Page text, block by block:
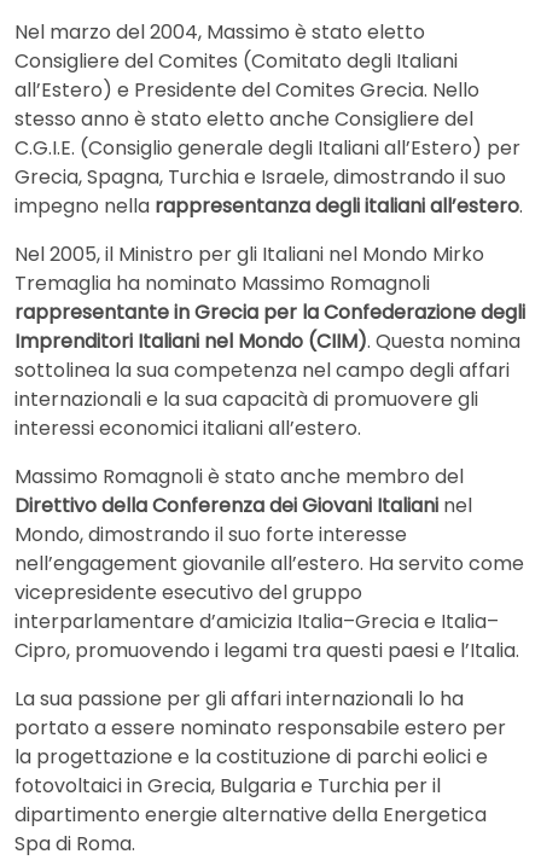
Nel marzo del 2004, Massimo è stato eletto
Consigliere del Comites (Comitato degli Italiani
all’Estero) e Presidente del Comites Grecia. Nello
stesso anno è stato eletto anche Consigliere del
C.G.I.E. (Consiglio generale degli Italiani all’Estero) per
Grecia, Spagna, Turchia e Israele, dimostrando il suo
impegno nella rappresentanza degli italiani all’estero.
Nel 2005, il Ministro per gli Italiani nel Mondo Mirko
Tremaglia ha nominato Massimo Romagnoli
rappresentante in Grecia per la Confederazione degli
Imprenditori Italiani nel Mondo (CIIM). Questa nomina
sottolinea la sua competenza nel campo degli affari
internazionali e la sua capacità di promuovere gli
interessi economici italiani all’estero.
Massimo Romagnoli è stato anche membro del
Direttivo della Conferenza dei Giovani Italiani nel
Mondo, dimostrando il suo forte interesse
nell’engagement giovanile all’estero. Ha servito come
vicepresidente esecutivo del gruppo
interparlamentare d’amicizia Italia–Grecia e Italia–
Cipro, promuovendo i legami tra questi paesi e l’Italia.
La sua passione per gli affari internazionali lo ha
portato a essere nominato responsabile estero per
la progettazione e la costituzione di parchi eolici e
fotovoltaici in Grecia, Bulgaria e Turchia per il
dipartimento energie alternative della Energetica
Spa di Roma.